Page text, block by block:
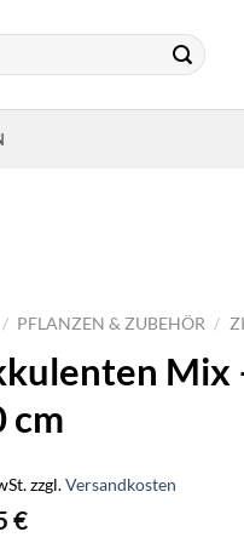
/ PFLANZEN & ZUBEHÖR /
Mix
cm
zzgl.Versandkosten
€